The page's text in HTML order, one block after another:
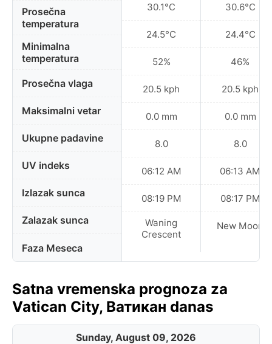
Prosečna
temperatura
Minimalna
temperatura
Prosečna vlaga
Maksimalni vetar
Ukupne padavine
UV indeks
Izlazak sunca
Zalazak sunca
Faza Meseca
30.1°C
24.5°C
52%
20.5 kph
0.0 mm
8.0
06:12 AM
08:19 PM
Waning
Crescent
30.6°C
24.4°C
46%
20.5 kph
0.0 mm
8.0
06:13 AM
08:17 PM
New Moon
Satna vremenska prognoza za
Vatican City, Ватикан danas
Sunday, August 09, 2026